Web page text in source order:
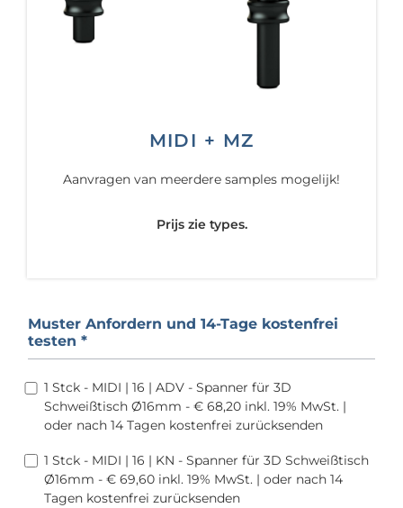
MIDI + MZ
Aanvragen van meerdere samples mogelijk!
Prijs zie types.
Muster Anfordern und 14-Tage kostenfrei
testen *
1 Stck - MIDI | 16 | ADV - Spanner für 3D
Schweißtisch Ø16mm - € 68,20 inkl. 19% MwSt. |
oder nach 14 Tagen kostenfrei zurücksenden
1 Stck - MIDI | 16 | KN - Spanner für 3D Schweißtisch
Ø16mm - € 69,60 inkl. 19% MwSt. | oder nach 14
Tagen kostenfrei zurücksenden